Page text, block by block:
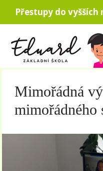
Přestupy do vyšších
Mimořádná
mimořádného